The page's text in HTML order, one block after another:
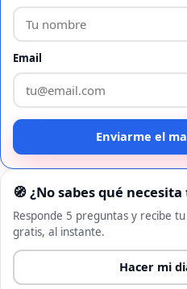
Email
Enviarme el
🧭 ¿No sabes qué necesita
Responde 5 preguntas y recibe
gratis, al instante.
Hacer mi